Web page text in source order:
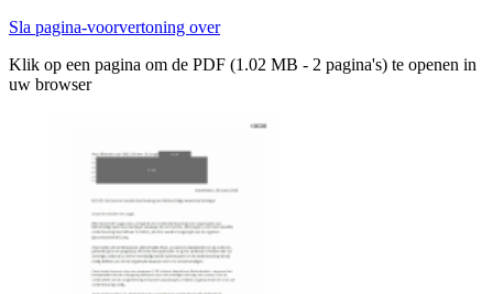
Sla pagina-voorvertoning over
Klik op een pagina om de PDF (1.02 MB - 2 pagina's) te openen in
uw browser